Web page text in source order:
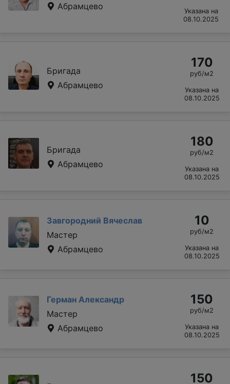
Абрамцево
Указана на
08.10.2025
Бригада
Абрамцево
170
руб/м2
Указана на
08.10.2025
Бригада
Абрамцево
180
руб/м2
Указана на
08.10.2025
Завгородний Вячеслав
Мастер
Абрамцево
10
руб/м2
Указана на
08.10.2025
Герман Александр
Мастер
Абрамцево
150
руб/м2
Указана на
08.10.2025
150